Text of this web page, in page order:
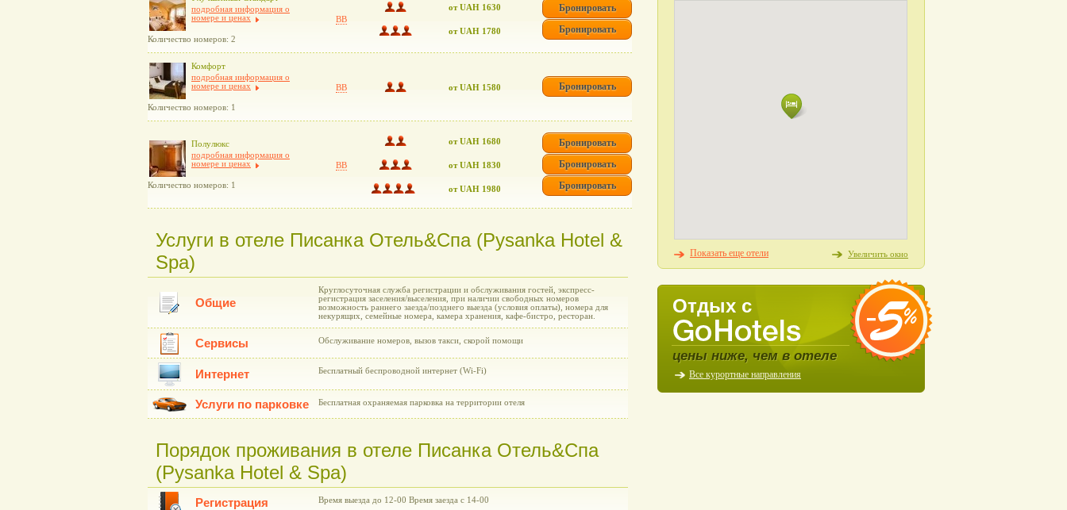
подробная информация о
номере и ценах
Количество номеров: 2
BB
от UAH 1630
от UAH 1780
Бронировать
Бронировать
Комфорт
подробная информация о
номере и ценах
Количество номеров: 1
BB от UAH 1580 Бронировать
Полулюкс
подробная информация о
номере и ценах
Количество номеров: 1
BB
от UAH 1680
от UAH 1830
от UAH 1980
Бронировать
Бронировать
Бронировать
Услуги в отеле Писанка Отель&Cпа (Pysanka Hotel &
Spa)
Общие
Круглосуточная служба регистрации и обслуживания гостей, экспресс-
регистрация заселения/выселения, при наличии свободных номеров
возможность раннего заезда/позднего выезда (условия оплаты), номера для
некурящих, семейные номера, камера хранения, кафе-бистро, ресторан.
Сервисы Обслуживание номеров, вызов такси, скорой помощи
Интернет Бесплатный беспроводной интернет (Wi-Fi)
Услуги по парковке Бесплатная охраняемая парковка на территории отеля
Порядок проживания в отеле Писанка Отель&Cпа
(Pysanka Hotel & Spa)
Регистрация Время выезда до 12-00 Время заезда с 14-00
Показать еще отели Увеличить окно
Отдых с
цены ниже, чем в отеле
Все курортные направления